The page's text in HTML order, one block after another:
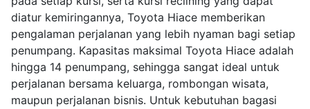
diatur kemiringannya, Toyota Hiace memberikan
pengalaman perjalanan yang lebih nyaman bagi setiap
penumpang. Kapasitas maksimal Toyota Hiace adalah
hingga 14 penumpang, sehingga sangat ideal untuk
perjalanan bersama keluarga, rombongan wisata,
maupun perjalanan bisnis. Untuk kebutuhan bagasi